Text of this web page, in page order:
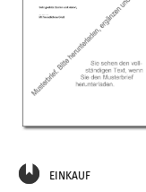
EINKAUF